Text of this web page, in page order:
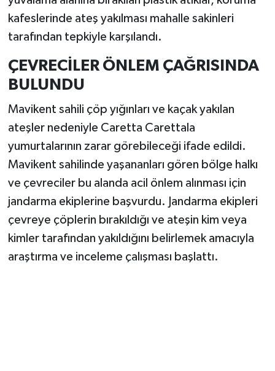
kafeslerinde ateş yakılması mahalle sakinleri
tarafından tepkiyle karşılandı.
ÇEVRECİLER ÖNLEM ÇAĞRISINDA
BULUNDU
Mavikent sahili çöp yığınları ve kaçak yakılan
ateşler nedeniyle Caretta Carettala
yumurtalarının zarar görebileceği ifade edildi.
Mavikent sahilinde yaşananları gören bölge halkı
ve çevreciler bu alanda acil önlem alınması için
jandarma ekiplerine başvurdu. Jandarma ekipleri
çevreye çöplerin bırakıldığı ve ateşin kim veya
kimler tarafından yakıldığını belirlemek amacıyla
araştırma ve inceleme çalışması başlattı.